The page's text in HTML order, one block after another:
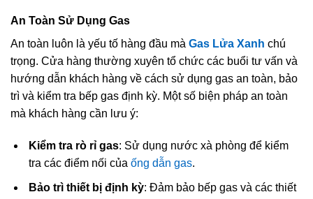
An Toàn Sử Dụng Gas
An toàn luôn là yếu tố hàng đầu mà Gas Lửa Xanh chú
trọng. Cửa hàng thường xuyên tổ chức các buổi tư vấn và
hướng dẫn khách hàng về cách sử dụng gas an toàn, bảo
trì và kiểm tra bếp gas định kỳ. Một số biện pháp an toàn
mà khách hàng cần lưu ý:
Kiểm tra rò rỉ gas: Sử dụng nước xà phòng để kiểm
tra các điểm nối của ống dẫn gas.
Bảo trì thiết bị định kỳ: Đảm bảo bếp gas và các thiết